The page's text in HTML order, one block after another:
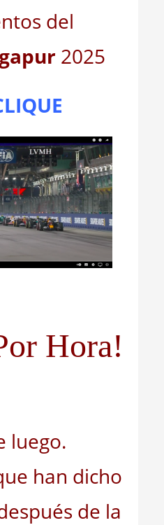
del
2025
Hora!
luego.
han dicho
de la